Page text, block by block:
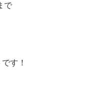
で
す！